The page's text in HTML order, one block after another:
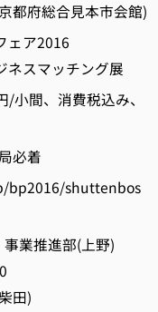
総合見本市会館)
ア2016
ッチング展
間、消費税込み、
必着
shuttenbos
推進部(上野)
)